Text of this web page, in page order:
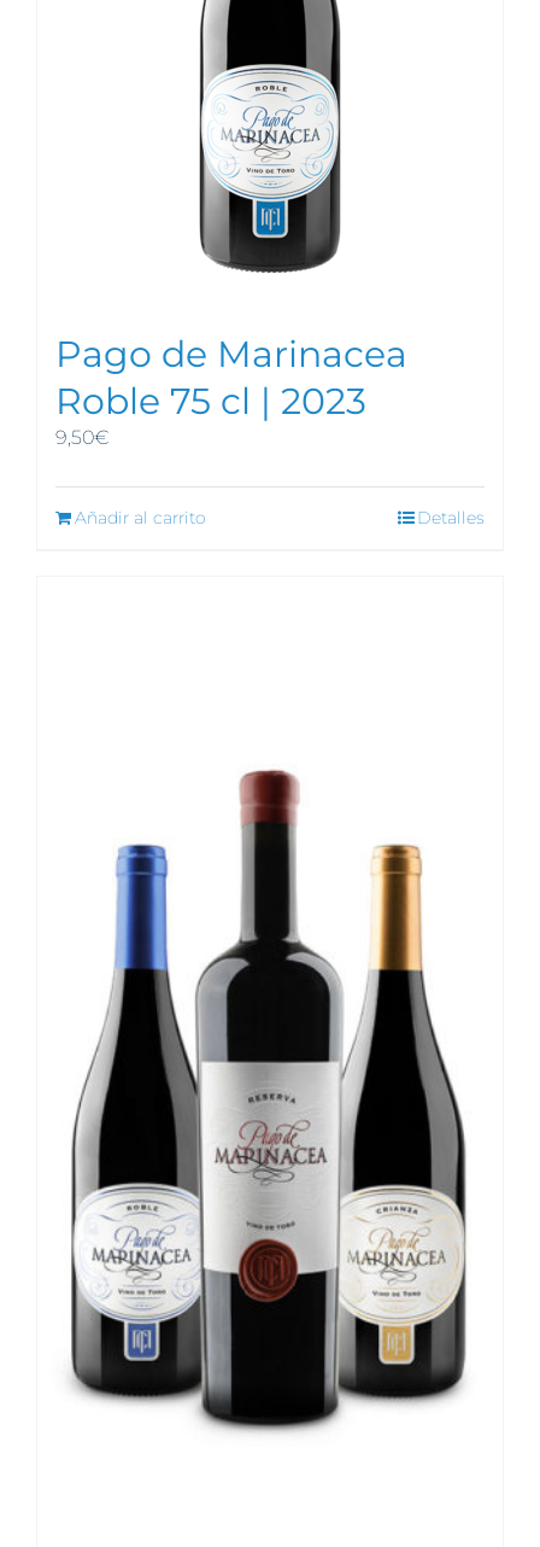
Pago de Marinacea
Roble 75 cl | 2023
9,50€
Añadir al carrito Detalles